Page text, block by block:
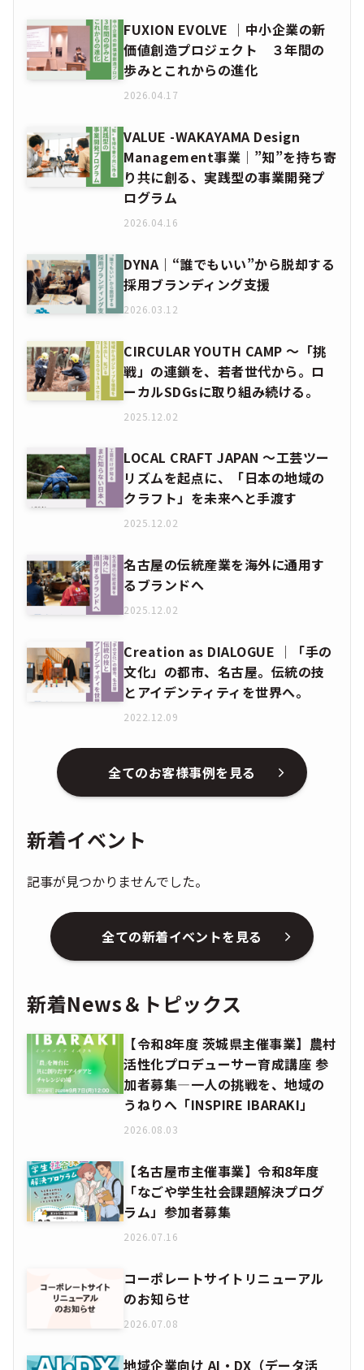
FUXION EVOLVE │中小企業の新
価値創造プロジェクト ３年間の
歩みとこれからの進化
2026.04.17
VALUE -WAKAYAMA Design
Management事業│”知”を持ち寄
り共に創る、実践型の事業開発プ
ログラム
2026.04.16
DYNA｜“誰でもいい”から脱却する
採用ブランディング支援
2026.03.12
CIRCULAR YOUTH CAMP ～「挑
戦」の連鎖を、若者世代から。ロ
ーカルSDGsに取り組み続ける。
2025.12.02
LOCAL CRAFT JAPAN ～工芸ツー
リズムを起点に、「日本の地域の
クラフト」を未来へと手渡す
2025.12.02
名古屋の伝統産業を海外に通用す
るブランドへ
2025.12.02
Creation as DIALOGUE │「手の
文化」の都市、名古屋。伝統の技
とアイデンティティを世界へ。
2022.12.09
全てのお客様事例を見る
新着イベント
記事が見つかりませんでした。
全ての新着イベントを見る
新着News＆トピックス
【令和8年度 茨城県主催事業】農村
活性化プロデューサー育成講座 参
加者募集―一人の挑戦を、地域の
うねりへ「INSPIRE IBARAKI」
2026.08.03
【名古屋市主催事業】令和8年度
「なごや学生社会課題解決プログ
ラム」参加者募集
2026.07.16
コーポレートサイトリニューアル
のお知らせ
2026.07.08
地域企業向け AI・DX（データ活